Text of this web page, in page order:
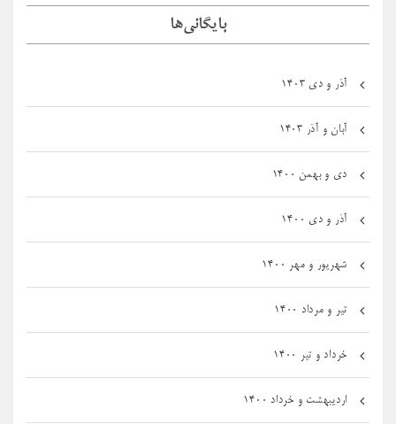
بایگانی‌ها
آذر و دی ۱۴۰۳
آبان و آذر ۱۴۰۳
دی و بهمن ۱۴۰۰
آذر و دی ۱۴۰۰
شهریور و مهر ۱۴۰۰
تیر و مرداد ۱۴۰۰
خرداد و تیر ۱۴۰۰
اردیبهشت و خرداد ۱۴۰۰